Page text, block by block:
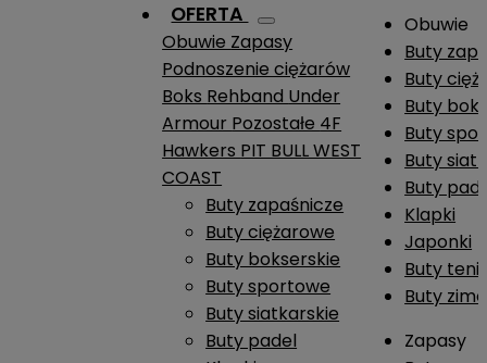
OFERTA
Obuwie Zapasy
Podnoszenie ciężarów
Boks Rehband Under
Armour Pozostałe 4F
Hawkers PIT BULL WEST
COAST
Buty zapaśnicze
Buty ciężarowe
Buty bokserskie
Buty sportowe
Buty siatkarskie
Buty padel
Obuwie
Buty
Buty
Buty
Buty
Buty
Buty
Klapki
Japonki
Buty
Buty
Zapasy